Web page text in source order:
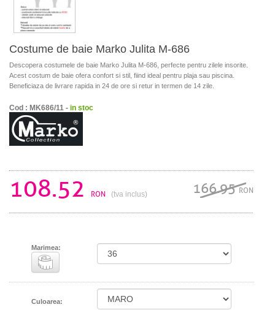
Costume de baie Marko Julita M-686
Descopera costumele de baie Marko Julita M-686, perfecte pentru zilele insorite.
Acest costum de baie ofera confort si stil, fiind ideal pentru plaja sau piscina.
Beneficiaza de livrare rapida in 24 de ore si retur in termen de 14 zile.
Cod : MK686/11 - in stoc
108.52 RON (tva inclus) 166.95RON
Marimea:
Culoarea: